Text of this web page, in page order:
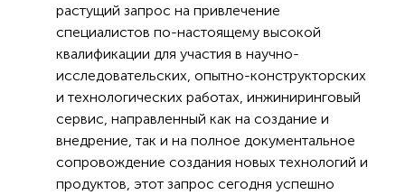
растущий запрос на привлечение
специалистов по-настоящему высокой
квалификации для участия в научно-
исследовательских, опытно-конструкторских
и технологических работах, инжиниринговый
сервис, направленный как на создание и
внедрение, так и на полное документальное
сопровождение создания новых технологий и
продуктов, этот запрос сегодня успешно